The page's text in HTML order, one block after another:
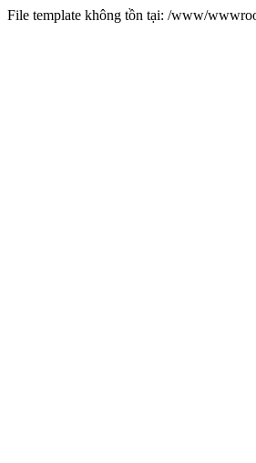
File template không tồn tại: /www/